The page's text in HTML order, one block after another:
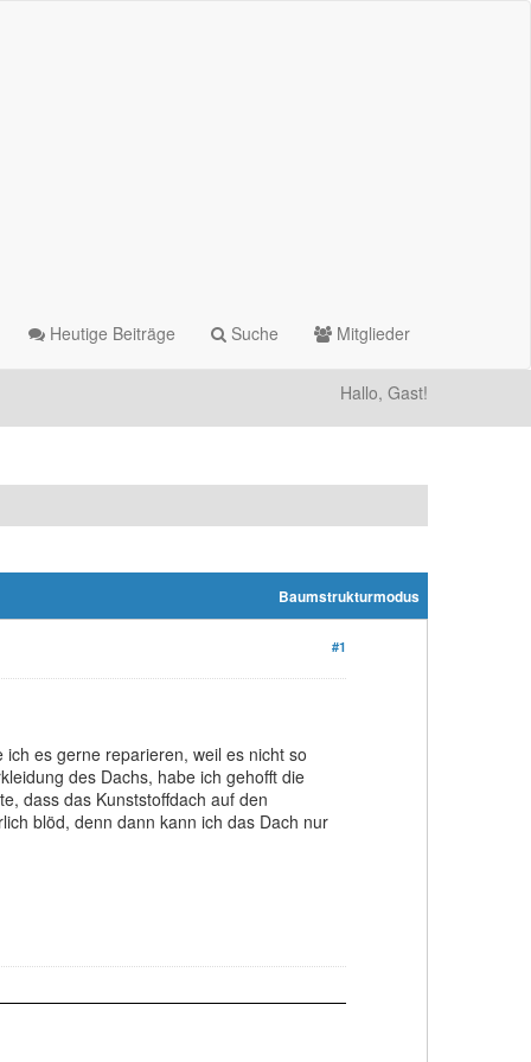
Heutige Beiträge Suche Mitglieder
Hallo, Gast!
Baumstrukturmodus
#1
es gerne reparieren, weil es nicht so
des Dachs, habe ich gehofft die
dass das Kunststoffdach auf den
blöd, denn dann kann ich das Dach nur